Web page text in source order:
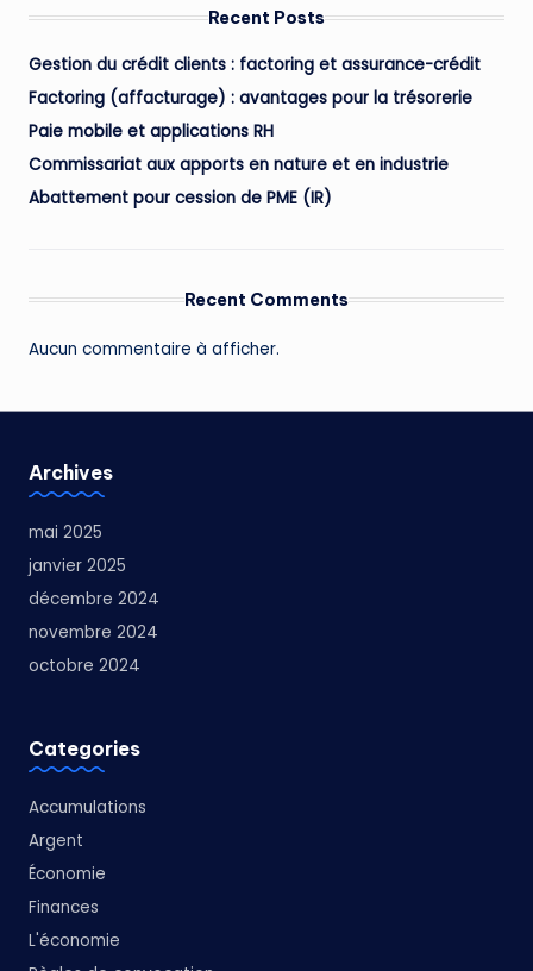
Recent Posts
Gestion du crédit clients : factoring et assurance-crédit
Factoring (affacturage) : avantages pour la trésorerie
Paie mobile et applications RH
Commissariat aux apports en nature et en industrie
Abattement pour cession de PME (IR)
Recent Comments
Aucun commentaire à afficher.
Archives
mai 2025
janvier 2025
décembre 2024
novembre 2024
octobre 2024
Categories
Accumulations
Argent
Économie
Finances
L'économie